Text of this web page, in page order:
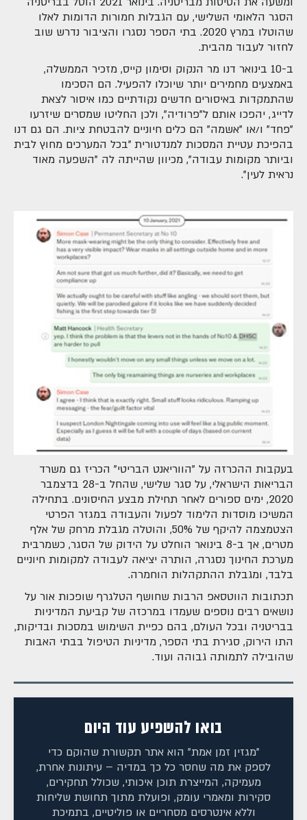
הסגר הלאומי השלישי, עם הגבלות חמורות הדומות לאלו
שהוטלו במרץ 2020. בתי הספר נסגרו והציבור נדרש שוב
לחזור לעבוד מהבית.
ב-10 בינואר דנו מר הנקוק וסימון קייס, מזכיר הממשלה,
באמצעים מחמירים יותר שיוכלו להפעיל. הם הסכימו
שהתמקדות באיסורים חדשים נקודתיים כמו איסור לצאת
לדייג, יהפכו אותם ל"פרודיה", ולכן החליטו שמסרים שיזרעו
"פחד" ו/או "אשמה" הם כלים חיוניים להבטחת ציות. הם גם דנו
בהפיכת עטיית המסכות למנדטורית "בכל המערכים מחוץ לבית
וביותר מקומות עבודה", מכיוון שהייתה לה "השפעה מאוד
נראית לעין".
בעקבות ההכרזה על "הווריאנט הבריטי" הכריז גם משרד
הבריאות הישראלי, על סגר שלישי, שהחל ב-28 בדצמבר
2020, ימים ספורים לאחר תחילת מבצע החיסונים. בתחילה
המשיכו מוסדות הלימוד לפעול והעבודה במגזר הפרטי
הצטמצמה להיקף של 50%, והוטלה מגבלת מרחק של אלף
מטרים, אך ב-8 בינואר הוחלט על הידוק של הסגר, כשמרבית
מערכת החינוך נסגרה, הותרה יציאה לעבודה למקומות חיוניים
בלבד, ומגבלת ההתקהלות הוחמרה.
תכתובות הווטסאפ הרבות שחושף הטלגרף שופכות אור על
נושאים רבים נוספים שעמדו במרכזה של קביעת המדיניות
בבריטניה ובכל העולם, בהם כפיית השימוש במסכות ובדיקות,
התו הירוק, סגירת בתי הספר, מדיניות הטיפול בבתי האבות
שהובילה לתמותה גבוהה ועוד.
בואו להשפיע עוד היום
"מגזין זמן אמת" הוא אתר תקשורת שהוקם כדי
לספק את מה שחסר כל כך במדיה – עיתונות אחרת,
מעמיקה, המייצרת תוכן איכותי, שכולל תחקירים,
סקירות ומאמרי עומק, ופועלת מתוך תחושת שליחות
וללא אינטרסים מסחריים או פוליטיים, בתמיכת